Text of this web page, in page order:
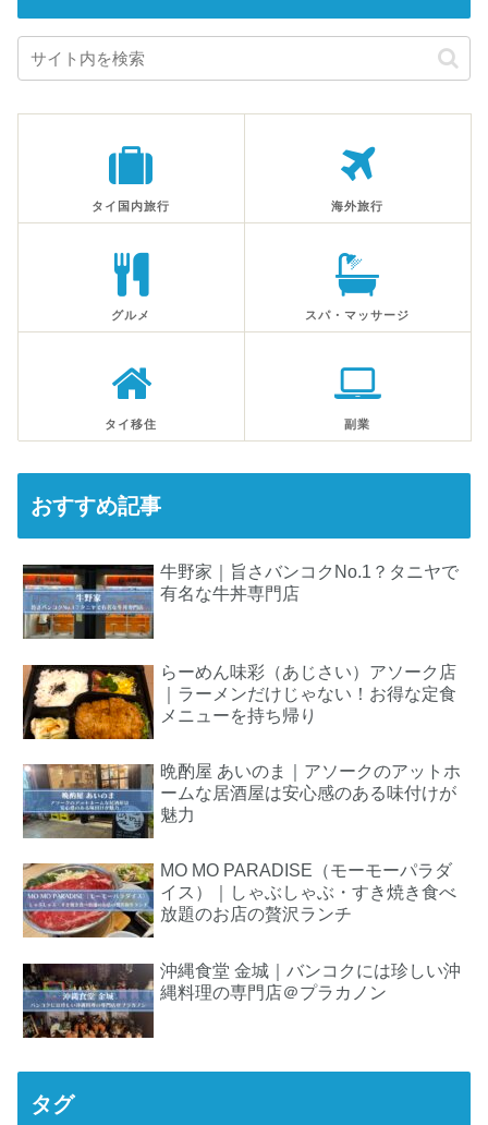
タイ国内旅行 海外旅行
グルメ スパ・マッサージ
タイ移住 副業
おすすめ記事
牛野家｜旨さバンコクNo.1？タニヤで
有名な牛丼専門店
らーめん味彩（あじさい）アソーク店
｜ラーメンだけじゃない！お得な定食
メニューを持ち帰り
晩酌屋 あいのま｜アソークのアットホ
ームな居酒屋は安心感のある味付けが
魅力
MO MO PARADISE（モーモーパラダ
イス）｜しゃぶしゃぶ・すき焼き食べ
放題のお店の贅沢ランチ
沖縄食堂 金城｜バンコクには珍しい沖
縄料理の専門店＠プラカノン
タグ